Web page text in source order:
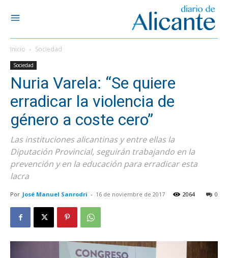
Inicio Sociedad
Sociedad
Nuria Varela: “Se quiere
erradicar la violencia de
género a coste cero”
Las instituciones alicantinas y entre ellas la
Diputación Provincial, seguirán trabajando en la
prevención y en la educación para erradicar esta
lacra
Por José Manuel Sanrodri - 16 de noviembre de 2017 0
2064